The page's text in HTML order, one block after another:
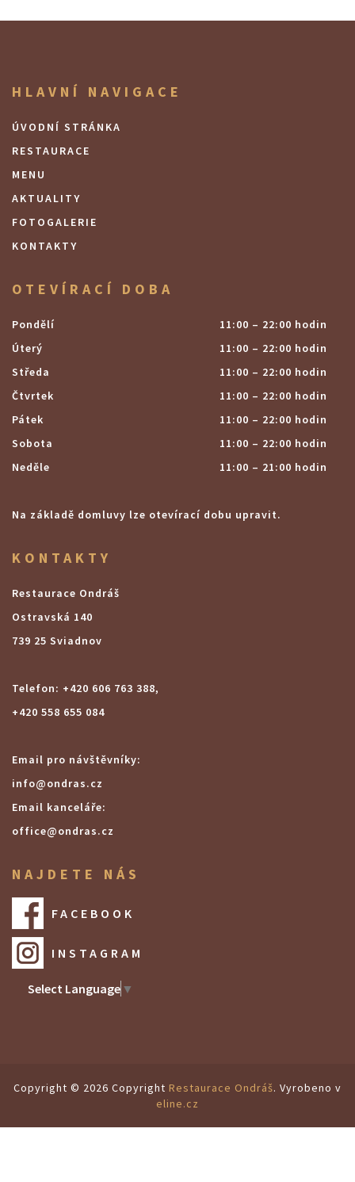
HLAVNÍ NAVIGACE
ÚVODNÍ STRÁNKA
RESTAURACE
MENU
AKTUALITY
FOTOGALERIE
KONTAKTY
OTEVÍRACÍ DOBA
Pondělí
11:00 – 22:00 hodin
Úterý
11:00 – 22:00 hodin
Středa
11:00 – 22:00 hodin
Čtvrtek
11:00 – 22:00 hodin
Pátek
11:00 – 22:00 hodin
Sobota
11:00 – 22:00 hodin
Neděle
11:00 – 21:00 hodin
Na základě domluvy lze otevírací dobu upravit.
KONTAKTY
Restaurace Ondráš
Ostravská 140
739 25 Sviadnov
Telefon: +420 606 763 388,
+420 558 655 084
Email pro návštěvníky:
info@ondras.cz
Email kanceláře:
office@ondras.cz
NAJDETE NÁS
FACEBOOK
INSTAGRAM
Select Language ▼
Copyright © 2026 Copyright Restaurace Ondráš. Vyrobeno v
eline.cz